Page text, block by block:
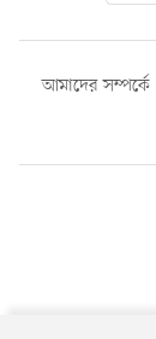
আমাদের সম্পর্কে